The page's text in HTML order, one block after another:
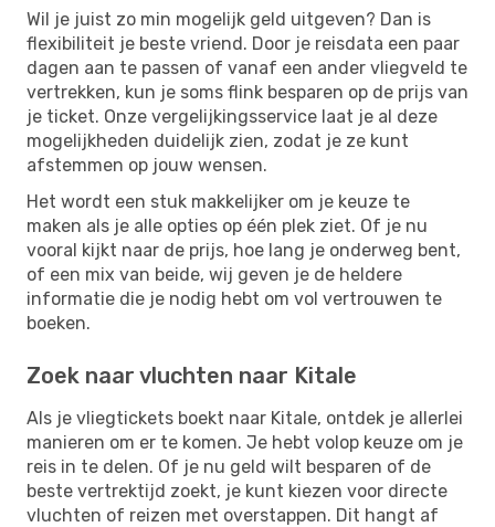
Wil je juist zo min mogelijk geld uitgeven? Dan is
flexibiliteit je beste vriend. Door je reisdata een paar
dagen aan te passen of vanaf een ander vliegveld te
vertrekken, kun je soms flink besparen op de prijs van
je ticket. Onze vergelijkingsservice laat je al deze
mogelijkheden duidelijk zien, zodat je ze kunt
afstemmen op jouw wensen.
Het wordt een stuk makkelijker om je keuze te
maken als je alle opties op één plek ziet. Of je nu
vooral kijkt naar de prijs, hoe lang je onderweg bent,
of een mix van beide, wij geven je de heldere
informatie die je nodig hebt om vol vertrouwen te
boeken.
Zoek naar vluchten naar Kitale
Als je vliegtickets boekt naar Kitale, ontdek je allerlei
manieren om er te komen. Je hebt volop keuze om je
reis in te delen. Of je nu geld wilt besparen of de
beste vertrektijd zoekt, je kunt kiezen voor directe
vluchten of reizen met overstappen. Dit hangt af